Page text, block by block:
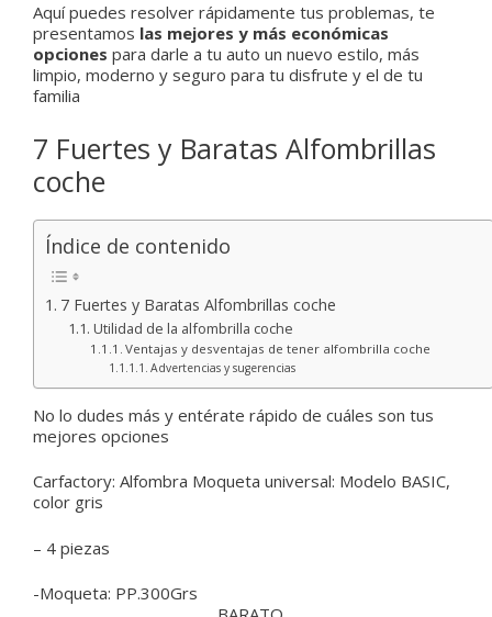
Aquí puedes resolver rápidamente tus problemas, te
presentamos las mejores y más económicas
opciones para darle a tu auto un nuevo estilo, más
limpio, moderno y seguro para tu disfrute y el de tu
familia
7 Fuertes y Baratas Alfombrillas
coche
Índice de contenido
7 Fuertes y Baratas Alfombrillas coche
Utilidad de la alfombrilla coche
Ventajas y desventajas de tener alfombrilla coche
Advertencias y sugerencias
No lo dudes más y entérate rápido de cuáles son tus
mejores opciones
Carfactory: Alfombra Moqueta universal: Modelo BASIC,
color gris
– 4 piezas
-Moqueta: PP.300Grs